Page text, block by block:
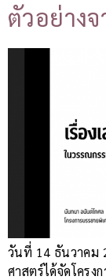
ตัวอย่าง
วันที่ 14 ธันวาคม
ศาสตร์ได้จัดโครง